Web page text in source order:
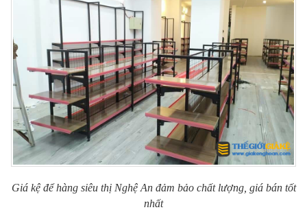
Giá kệ để hàng siêu thị Nghệ An đảm bảo chất lượng, giá bán tốt
nhất